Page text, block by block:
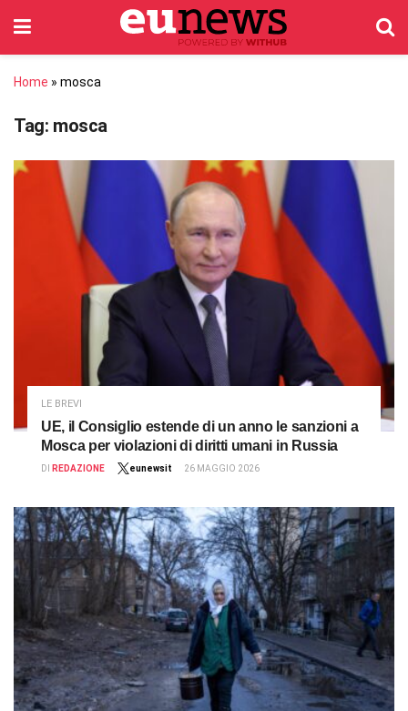
Home » mosca
Tag: mosca
LE BREVI
UE, il Consiglio estende di un anno le sanzioni a
Mosca per violazioni di diritti umani in Russia
DI REDAZIONE eunewsit 26 MAGGIO 2026